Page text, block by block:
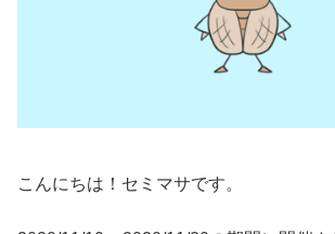
こんにちは！セミマサです。